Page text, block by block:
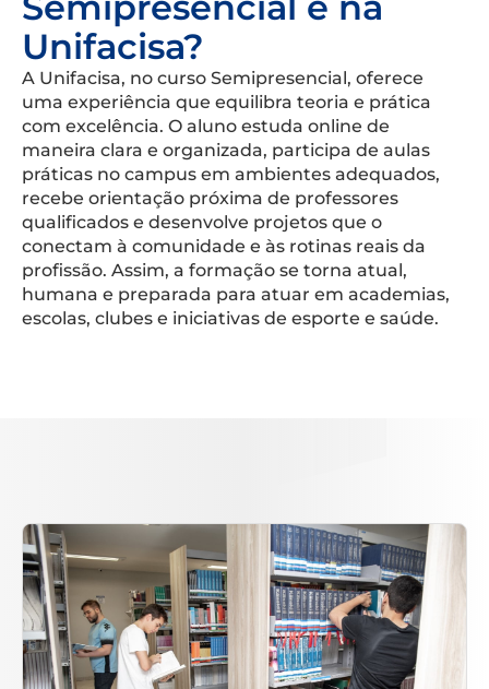
Unifacisa?
A Unifacisa, no curso Semipresencial, oferece
uma experiência que equilibra teoria e prática
com excelência. O aluno estuda online de
maneira clara e organizada, participa de aulas
práticas no campus em ambientes adequados,
recebe orientação próxima de professores
qualificados e desenvolve projetos que o
conectam à comunidade e às rotinas reais da
profissão. Assim, a formação se torna atual,
humana e preparada para atuar em academias,
escolas, clubes e iniciativas de esporte e saúde.